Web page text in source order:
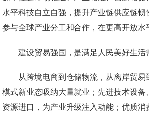
水平科技自立自强，提升产业链供应链韧
参与全球产业分工和合作，在更高开放水
建设贸易强国，是满足人民美好生活
从跨境电商到仓储物流，从离岸贸易
模式新业态吸纳大量就业；先进技术设备
资源进口，为产业升级注入动能；优质消